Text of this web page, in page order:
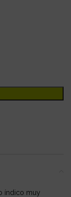
índico muy